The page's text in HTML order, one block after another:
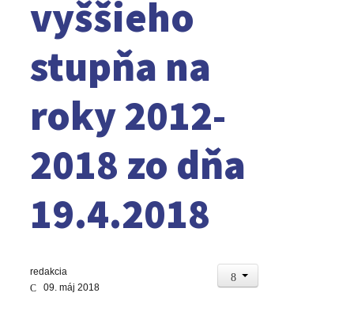
vyššieho
stupňa na
roky 2012-
2018 zo dňa
19.4.2018
redakcia
09. máj 2018